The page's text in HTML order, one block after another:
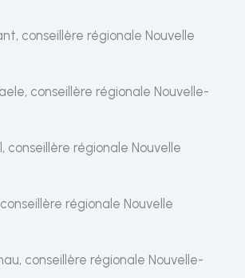
conseillère régionale Nouvelle
conseillère régionale Nouvelle-
conseillère régionale Nouvelle
régionale Nouvelle
conseillère régionale Nouvelle-